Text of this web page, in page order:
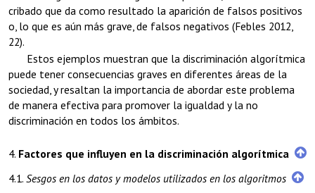
cribado que da como resultado la aparición de falsos positivos
o, lo que es aún más grave, de falsos negativos (Febles 2012,
22).
Estos ejemplos muestran que la discriminación algorítmica
puede tener consecuencias graves en diferentes áreas de la
sociedad, y resaltan la importancia de abordar este problema
de manera efectiva para promover la igualdad y la no
discriminación en todos los ámbitos.
4. Factores que influyen en la discriminación algorítmica
4.1. Sesgos en los datos y modelos utilizados en los algoritmos